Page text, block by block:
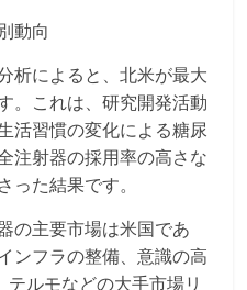
動向
析によると、北米が最大
。これは、研究開発活動
活習慣の変化による糖尿
注射器の採用率の高さな
った結果です。
の主要市場は米国であ
ンフラの整備、意識の高
ルモなどの大手市場リ